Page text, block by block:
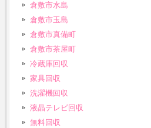
倉敷市水島
倉敷市玉島
倉敷市真備町
倉敷市茶屋町
冷蔵庫回収
家具回収
洗濯機回収
液晶テレビ回収
無料回収